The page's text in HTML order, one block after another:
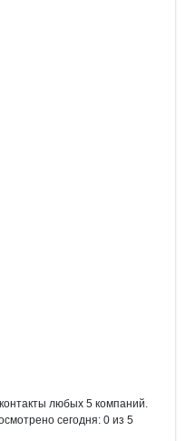
любых 5 компаний.
сегодня: 0 из 5